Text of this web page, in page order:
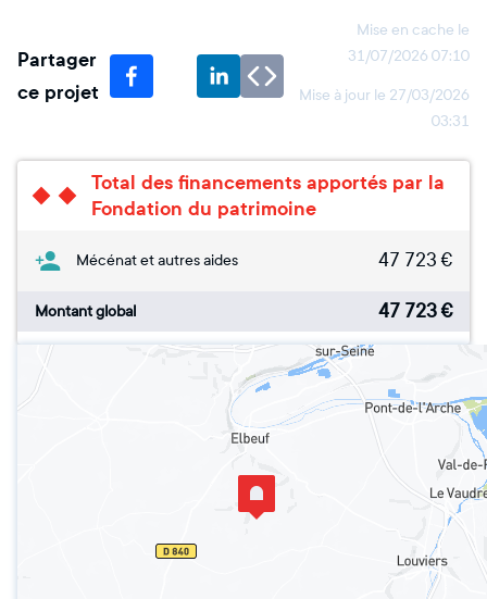
Partager
ce projet
Mise en cache le
31/07/2026 07:10
Mise à jour le 27/03/2026
03:31
Total des financements apportés par la
Fondation du patrimoine
Mécénat et autres aides 47 723 €
Montant global 47 723€